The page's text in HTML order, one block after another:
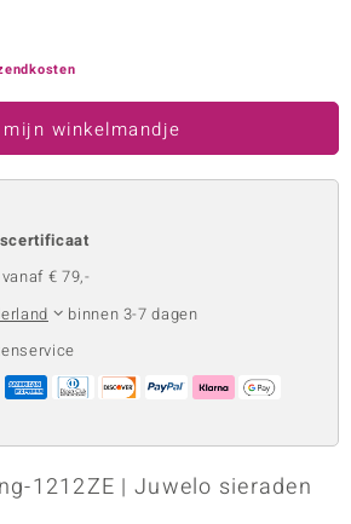
winkelmandje
€ 79,-
binnen 3-7 dagen
1212ZE | Juwelo sieraden